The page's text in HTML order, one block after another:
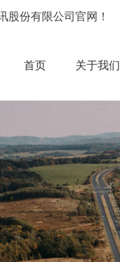
股份有限公司官网！
首页 关于我们